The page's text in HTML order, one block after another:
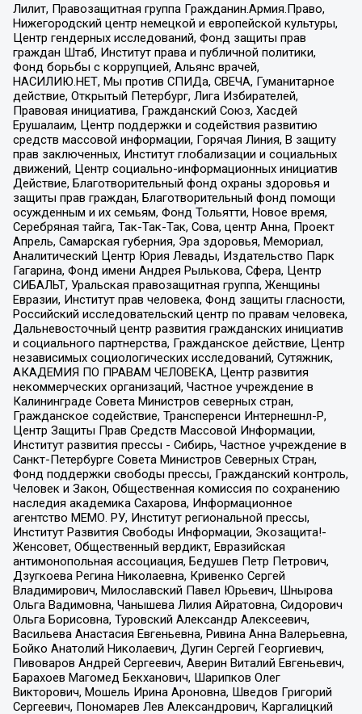
Лилит, Правозащитная группа Гражданин.Армия.Право,
Нижегородский центр немецкой и европейской культуры,
Центр гендерных исследований, Фонд защиты прав
граждан Штаб, Институт права и публичной политики,
Фонд борьбы с коррупцией, Альянс врачей,
НАСИЛИЮ.НЕТ, Мы против СПИДа, СВЕЧА, Гуманитарное
действие, Открытый Петербург, Лига Избирателей,
Правовая инициатива, Гражданский Союз, Хасдей
Ерушалаим, Центр поддержки и содействия развитию
средств массовой информации, Горячая Линия, В защиту
прав заключенных, Институт глобализации и социальных
движений, Центр социально-информационных инициатив
Действие, Благотворительный фонд охраны здоровья и
защиты прав граждан, Благотворительный фонд помощи
осужденным и их семьям, Фонд Тольятти, Новое время,
Серебряная тайга, Так-Так-Так, Сова, центр Анна, Проект
Апрель, Самарская губерния, Эра здоровья, Мемориал,
Аналитический Центр Юрия Левады, Издательство Парк
Гагарина, Фонд имени Андрея Рылькова, Сфера, Центр
СИБАЛЬТ, Уральская правозащитная группа, Женщины
Евразии, Институт прав человека, Фонд защиты гласности,
Российский исследовательский центр по правам человека,
Дальневосточный центр развития гражданских инициатив
и социального партнерства, Гражданское действие, Центр
независимых социологических исследований, Сутяжник,
АКАДЕМИЯ ПО ПРАВАМ ЧЕЛОВЕКА, Центр развития
некоммерческих организаций, Частное учреждение в
Калининграде Совета Министров северных стран,
Гражданское содействие, Трансперенси Интернешнл-Р,
Центр Защиты Прав Средств Массовой Информации,
Институт развития прессы - Сибирь, Частное учреждение в
Санкт-Петербурге Совета Министров Северных Стран,
Фонд поддержки свободы прессы, Гражданский контроль,
Человек и Закон, Общественная комиссия по сохранению
наследия академика Сахарова, Информационное
агентство МЕМО. РУ, Институт региональной прессы,
Институт Развития Свободы Информации, Экозащита!-
Женсовет, Общественный вердикт, Евразийская
антимонопольная ассоциация, Бедушев Петр Петрович,
Дзугкоева Регина Николаевна, Кривенко Сергей
Владимирович, Милославский Павел Юрьевич, Шнырова
Ольга Вадимовна, Чанышева Лилия Айратовна, Сидорович
Ольга Борисовна, Туровский Александр Алексеевич,
Васильева Анастасия Евгеньевна, Ривина Анна Валерьевна,
Бойко Анатолий Николаевич, Дугин Сергей Георгиевич,
Пивоваров Андрей Сергеевич, Аверин Виталий Евгеньевич,
Барахоев Магомед Бекханович, Шарипков Олег
Викторович, Мошель Ирина Ароновна, Шведов Григорий
Сергеевич, Пономарев Лев Александрович, Каргалицкий